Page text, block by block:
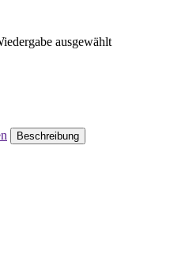
ausgewählt
Beschreibung